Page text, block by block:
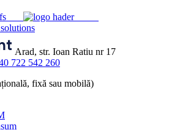
Arad, str. Ioan Ratiu nr 17
722 542 260
fixă sau mobilă)